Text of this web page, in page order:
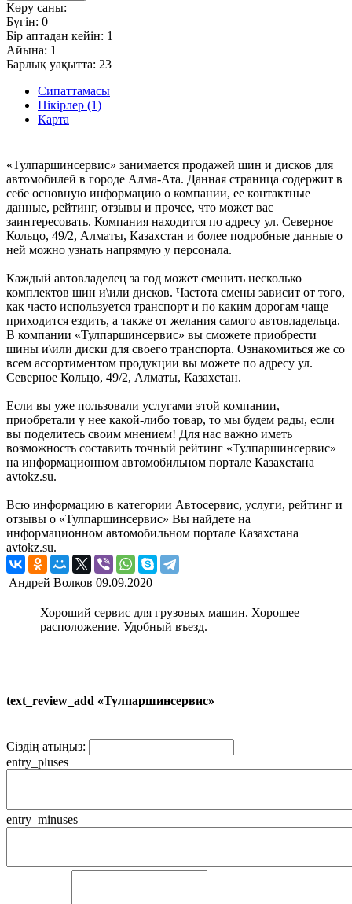
Көру саны:
Бүгін: 0
Бір аптадан кейін: 1
Айына: 1
Барлық уақытта: 23
Сипаттамасы
Пікірлер (1)
Карта
«Тулпаршинсервис» занимается продажей шин и дисков для
автомобилей в городе Алма-Ата. Данная страница содержит в
себе основную информацию о компании, ее контактные
данные, рейтинг, отзывы и прочее, что может вас
заинтересовать. Компания находится по адресу ул. Северное
Кольцо, 49/2, Алматы, Казахстан и более подробные данные о
ней можно узнать напрямую у персонала.
Каждый автовладелец за год может сменить несколько
комплектов шин и\или дисков. Частота смены зависит от того,
как часто используется транспорт и по каким дорогам чаще
приходится ездить, а также от желания самого автовладельца.
В компании «Тулпаршинсервис» вы сможете приобрести
шины и\или диски для своего транспорта. Ознакомиться же со
всем ассортиментом продукции вы можете по адресу ул.
Северное Кольцо, 49/2, Алматы, Казахстан.
Если вы уже пользовали услугами этой компании,
приобретали у нее какой-либо товар, то мы будем рады, если
вы поделитесь своим мнением! Для нас важно иметь
возможность составить точный рейтинг «Тулпаршинсервис»
на информационном автомобильном портале Казахстана
avtokz.su.
Всю информацию в категории Автосервис, услуги, рейтинг и
отзывы о «Тулпаршинсервис» Вы найдете на
информационном автомобильном портале Казахстана
avtokz.su.
Андрей Волков 09.09.2020
Хороший сервис для грузовых машин. Хорошее
расположение. Удобный въезд.
text_review_add «Тулпаршинсервис»
Сіздің атыңыз:
entry_pluses
entry_minuses